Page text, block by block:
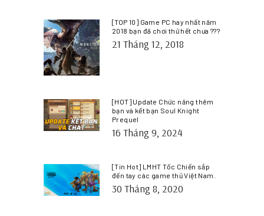
[TOP 10] Game PC hay nhất năm
2018 bạn đã chơi thử hết chưa ???
21 Tháng 12, 2018
[HOT] Update Chức năng thêm
bạn và kết bạn Soul Knight
Prequel
16 Tháng 9, 2024
[Tin Hot] LMHT Tốc Chiến sắp
đến tay các game thủ Việt Nam.
30 Tháng 8, 2020